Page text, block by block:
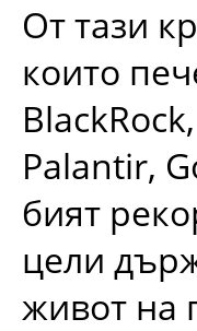
От тази
които
Palantir,
бият
цели
живот на